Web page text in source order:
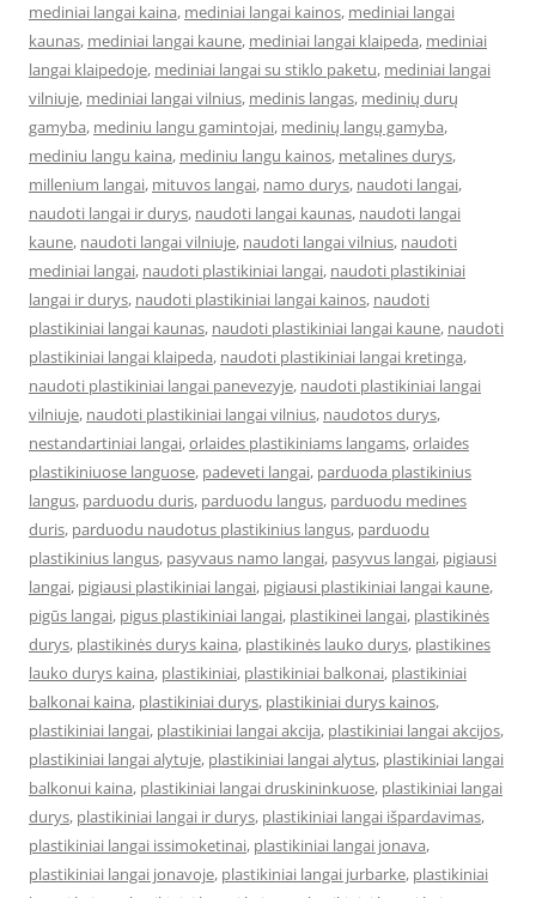
mediniai langai kaina, mediniai langai kainos, mediniai langai
kaunas, mediniai langai kaune, mediniai langai klaipeda, mediniai
langai klaipedoje, mediniai langai su stiklo paketu, mediniai langai
vilniuje, mediniai langai vilnius, medinis langas, medinių durų
gamyba, mediniu langu gamintojai, medinių langų gamyba,
mediniu langu kaina, mediniu langu kainos, metalines durys,
millenium langai, mituvos langai, namo durys, naudoti langai,
naudoti langai ir durys, naudoti langai kaunas, naudoti langai
kaune, naudoti langai vilniuje, naudoti langai vilnius, naudoti
mediniai langai, naudoti plastikiniai langai, naudoti plastikiniai
langai ir durys, naudoti plastikiniai langai kainos, naudoti
plastikiniai langai kaunas, naudoti plastikiniai langai kaune, naudoti
plastikiniai langai klaipeda, naudoti plastikiniai langai kretinga,
naudoti plastikiniai langai panevezyje, naudoti plastikiniai langai
vilniuje, naudoti plastikiniai langai vilnius, naudotos durys,
nestandartiniai langai,orlaides plastikiniams langams,orlaides
plastikiniuose languose, padeveti langai, parduoda plastikinius
langus, parduodu duris, parduodu langus, parduodu medines
duris, parduodu naudotus plastikinius langus, parduodu
plastikinius langus, pasyvaus namo langai, pasyvus langai, pigiausi
langai, pigiausi plastikiniai langai, pigiausi plastikiniai langai kaune,
pigūs langai, pigus plastikiniai langai, plastikinei langai, plastikinės
durys, plastikinės durys kaina, plastikinės lauko durys, plastikines
lauko durys kaina, plastikiniai, plastikiniai balkonai, plastikiniai
balkonai kaina, plastikiniai durys, plastikiniai durys kainos,
plastikiniai langai, plastikiniai langai akcija, plastikiniai langai akcijos,
plastikiniai langai alytuje, plastikiniai langai alytus, plastikiniai langai
balkonui kaina, plastikiniai langai druskininkuose, plastikiniai langai
durys, plastikiniai langai ir durys, plastikiniai langai išpardavimas,
plastikiniai langai issimoketinai, plastikiniai langai jonava,
plastikiniai langai jonavoje, plastikiniai langai jurbarke, plastikiniai